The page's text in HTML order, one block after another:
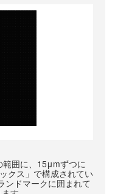
囲に、15μmずつに
クス」で構成されてい
ンドマークに囲まれて